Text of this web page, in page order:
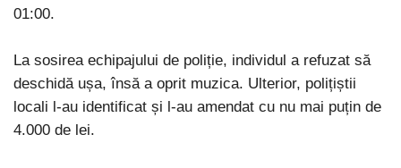
01:00.
La sosirea echipajului de poliție, individul a refuzat să
deschidă ușa, însă a oprit muzica. Ulterior, polițiștii
locali l-au identificat și l-au amendat cu nu mai puțin de
4.000 de lei.